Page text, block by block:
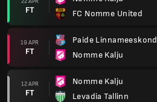
FT
FC Nomme United
19 APR
FT
Paide Linnameeskond
Nomme Kalju
12 APR
FT
Nomme Kalju
Levadia Tallinn